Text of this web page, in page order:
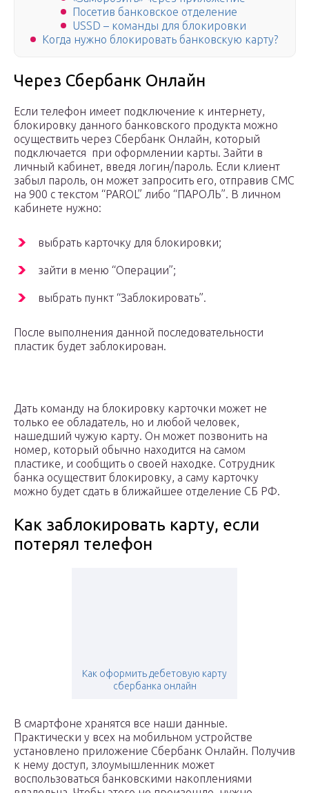
Посетив банковское отделение
USSD – команды для блокировки
Когда нужно блокировать банковскую карту?
Через Сбербанк Онлайн
Если телефон имеет подключение к интернету,
блокировку данного банковского продукта можно
осуществить через Сбербанк Онлайн, который
подключается при оформлении карты. Зайти в
личный кабинет, введя логин/пароль. Если клиент
забыл пароль, он может запросить его, отправив СМС
на 900 с текстом “PAROL” либо “ПАРОЛЬ”. В личном
кабинете нужно:
выбрать карточку для блокировки;
зайти в меню “Операции”;
выбрать пункт “Заблокировать”.
После выполнения данной последовательности
пластик будет заблокирован.
Дать команду на блокировку карточки может не
только ее обладатель, но и любой человек,
нашедший чужую карту. Он может позвонить на
номер, который обычно находится на самом
пластике, и сообщить о своей находке. Сотрудник
банка осуществит блокировку, а саму карточку
можно будет сдать в ближайшее отделение СБ РФ.
Как заблокировать карту, если
потерял телефон
Как оформить дебетовую карту
сбербанка онлайн
В смартфоне хранятся все наши данные.
Практически у всех на мобильном устройстве
установлено приложение Сбербанк Онлайн. Получив
к нему доступ, злоумышленник может
воспользоваться банковскими накоплениями